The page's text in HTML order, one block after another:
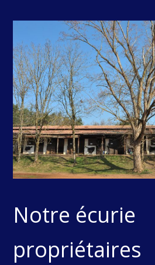
Notre écurie
propriétaires